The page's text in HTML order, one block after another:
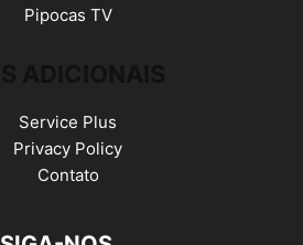
Pipocas TV
Service Plus
Privacy Policy
Contato